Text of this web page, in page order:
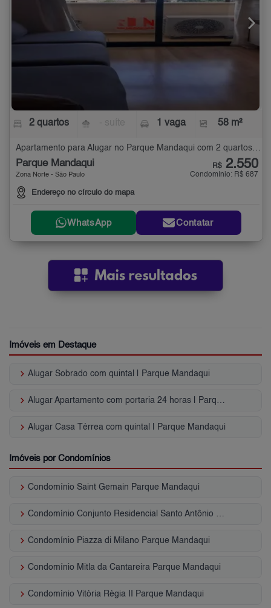
2 quartos 1 vaga 58 m²
Apartamento para Alugar no Parque Mandaqui com 2 quartos - 58 m²
Parque Mandaqui
Zona Norte - São Paulo
Endereço no círculo do mapa
R$ 2.550
Condomínio: R$ 687
WhatsApp Contatar
Imóveis em Destaque
keyboard_arrow_right Alugar Sobrado com quintal | Parque Mandaqui
keyboard_arrow_right Alugar Apartamento com portaria 24 horas | Parque Mandaqui
keyboard_arrow_right Alugar Casa Térrea com quintal | Parque Mandaqui
Imóveis por Condomínios
keyboard_arrow_right Condomínio Saint Gemain Parque Mandaqui
keyboard_arrow_right Condomínio Conjunto Residencial Santo Antônio Parque Mandaqui
keyboard_arrow_right Condomínio Piazza di Milano Parque Mandaqui
keyboard_arrow_right Condomínio Mitla da Cantareira Parque Mandaqui
keyboard_arrow_right Condomínio Vitória Régia II Parque Mandaqui